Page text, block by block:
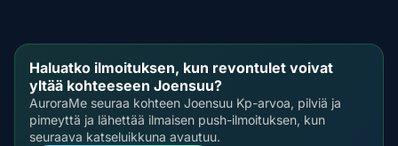
Haluatko ilmoituksen, kun revontulet voivat
yltää kohteeseen Joensuu?
AuroraMe seuraa kohteen Joensuu Kp-arvoa, pilviä ja
pimeyttä ja lähettää ilmaisen push-ilmoituksen, kun
seuraava katseluikkuna avautuu.